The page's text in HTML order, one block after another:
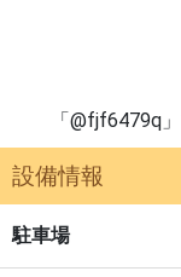
「@fjf6479q
設備情報
駐車場